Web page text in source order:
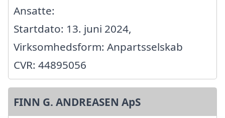
Ansatte:
Startdato: 13. juni 2024,
Virksomhedsform: Anpartsselskab
CVR: 44895056
FINN G. ANDREASEN ApS